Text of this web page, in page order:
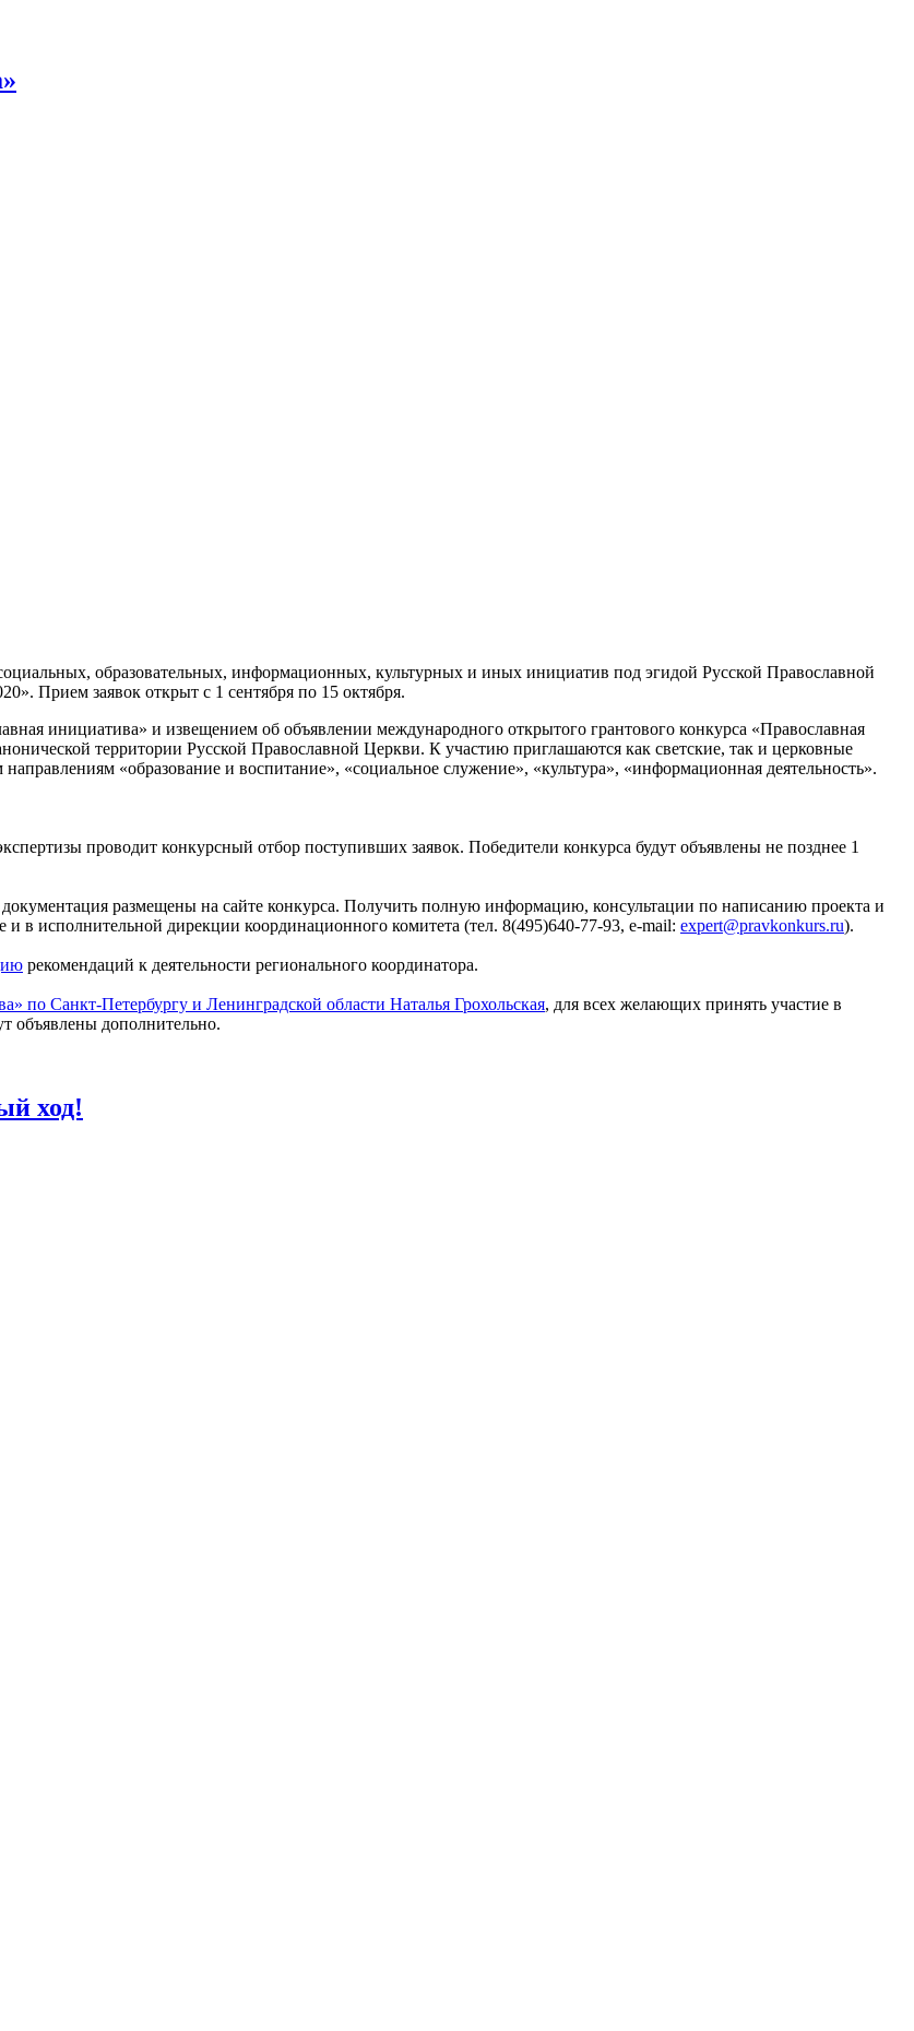
образовательных, информационных, культурных и иных инициатив под эгидой Русской Православной
Прием заявок открыт с 1 сентября по 15 октября.
инициатива» и извещением об объявлении международного открытого грантового конкурса «Православная
территории Русской Православной Церкви. К участию приглашаются как светские, так и церковные
«образование и воспитание», «социальное служение», «культура», «информационная деятельность».
проводит конкурсный отбор поступивших заявок. Победители конкурса будут объявлены не позднее 1
размещены на сайте конкурса. Получить полную информацию, консультации по написанию проекта и
в исполнительной дирекции координационного комитета (тел. 8(495)640-77-93, e-mail: expert@pravkonkurs.ru).
рекомендаций к деятельности регионального координатора.
по Санкт-Петербургу и Ленинградской области Наталья Грохольская, для всех желающих принять участие в
объявлены дополнительно.
ход!